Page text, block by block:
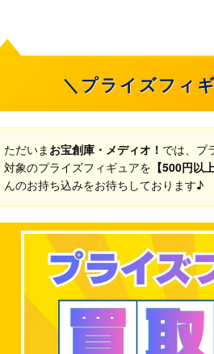
＼プライズフィ
ただいま お宝創庫・メディオ！ では、プ
対象のプライズフィギュアを 【500円以上
んのお持ち込みをお待ちしております♪